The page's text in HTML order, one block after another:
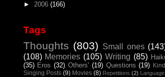
► 2006 (166)
Tags
Thoughts (803) Small ones
(108) Memories (105) Writing (85)
(35) Eros (32) Others' (19) Questions (19)
Singing Posts (9) Movies (8) Repetitions (2) Language